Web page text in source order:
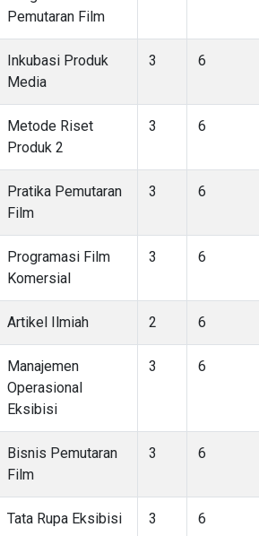
Pemutaran Film
Inkubasi Produk
Media
3 6
Metode Riset
Produk 2
3 6
Pratika Pemutaran
Film
3 6
Programasi Film
Komersial
3 6
Artikel Ilmiah 2 6
Manajemen
Operasional
Eksibisi
3 6
Bisnis Pemutaran
Film
3 6
Tata Rupa Eksibisi 3 6